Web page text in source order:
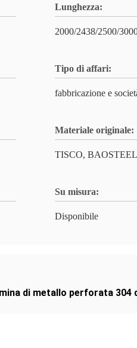
Lunghezza:
2000/2438/2500/
Tipo di affari:
fabbricazione e
Materiale originale:
TISCO,
Su misura:
Disponibile
di metallo perforata 304